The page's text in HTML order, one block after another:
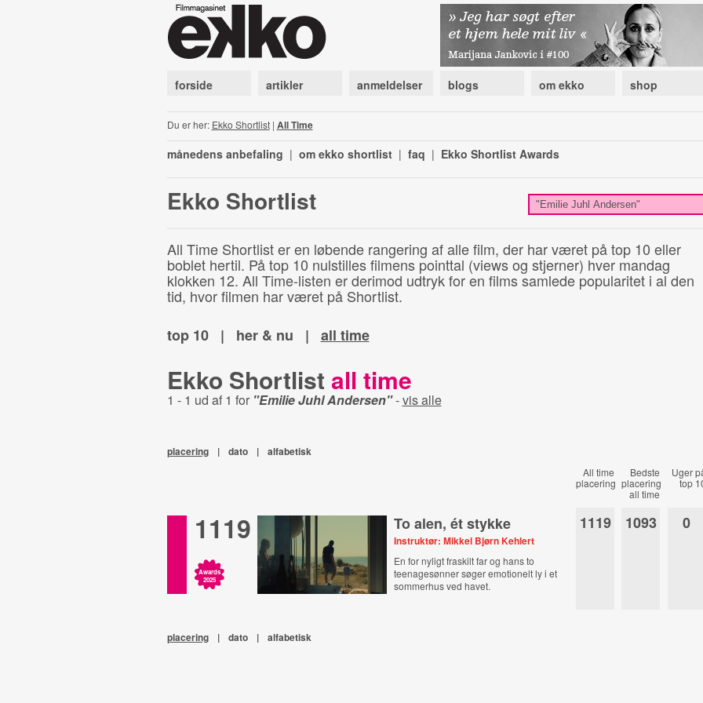
forside artikler anmeldelser blogs om ekko shop
Du er her: Ekko Shortlist| All Time
månedens anbefaling | om ekko shortlist | faq | Ekko Shortlist Awards
Ekko Shortlist
All Time Shortlist er en løbende rangering af alle film, der har været på top 10 eller
boblet hertil. På top 10 nulstilles filmens pointtal (views og stjerner) hver mandag
klokken 12. All Time-listen er derimod udtryk for en films samlede popularitet i al den
tid, hvor filmen har været på Shortlist.
top 10
| her & nu | all time
Ekko Shortlist all time
1 - 1 ud af 1 for "Emilie Juhl Andersen"-vis alle
placering | dato | alfabetisk
All time
placering
Bedste
placering
all time
Uger
top
1119
Awards
2025
To alen, ét stykke
Instruktør: Mikkel Bjørn Kehlert
En for nyligt fraskilt far og hans to
teenagesønner søger emotionelt ly i et
sommerhus ved havet.
1119 1093 0
placering | dato | alfabetisk